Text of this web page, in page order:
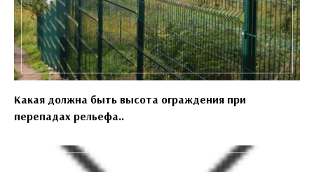
Какая должна быть высота ограждения при
перепадах рельефа..